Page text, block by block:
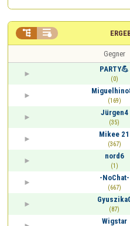
 
Gegner
PARTY💪
(0)
(169)
Jürgen4
(35)
Mikee 21
(367)
nord6
(1)
-NoChat-
(667)
(87)
Wigstar